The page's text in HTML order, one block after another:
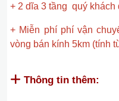
+ 2 dĩa 3 tầng quý khách
+ Miễn phí phí vận
vòng bán kính 5km (tính
Thông tin thêm: